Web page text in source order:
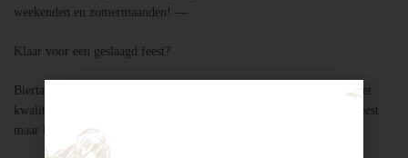
weekenden en zomermaanden! —
Klaar voor een geslaagd feest?
Biertap huren locatie Breda – snel geregeld via Druiventros.com, met
kwaliteit en service van Slijterij Breda “de Druiventros”. Laat het feest
maar komen!